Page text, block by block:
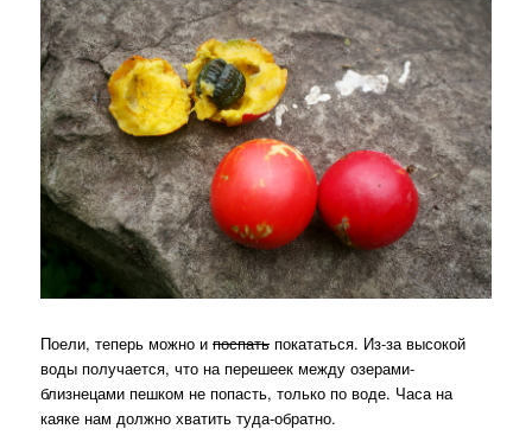
Поели, теперь можно ипоспать покататься. Из-за высокой
воды получается, что на перешеек между озерами-
близнецами пешком не попасть, только по воде. Часа на
каяке нам должно хватить туда-обратно.